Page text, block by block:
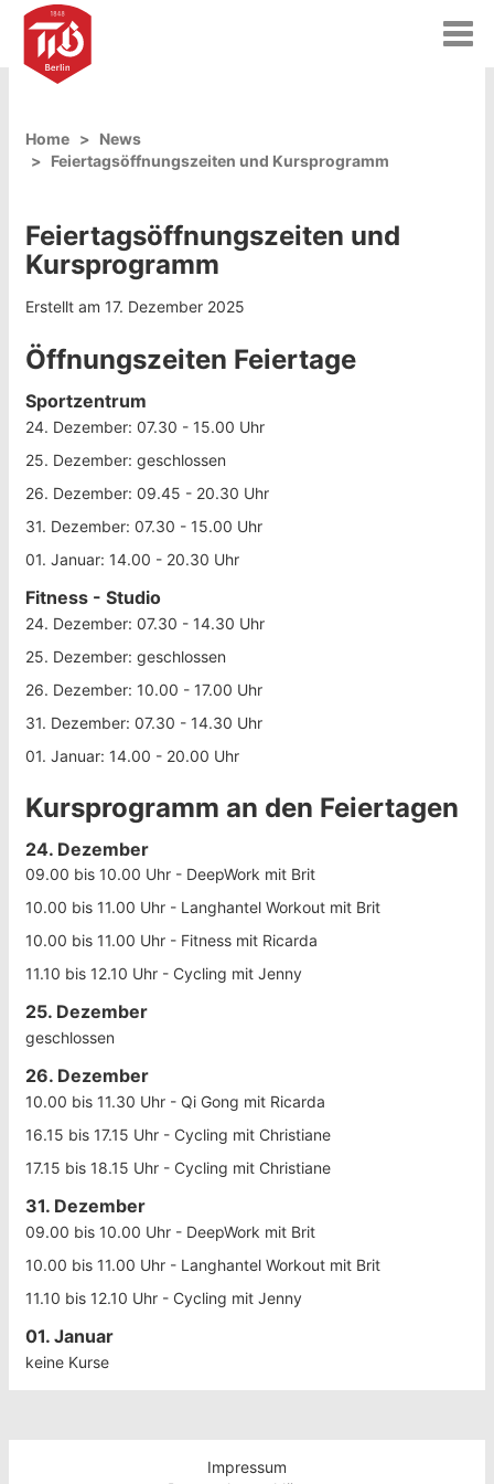
T
o
Home
News
Feiertagsöffnungszeiten und Kursprogramm
Feiertagsöffnungszeiten und
Kursprogramm
Erstellt am 17. Dezember 2025
Öffnungszeiten Feiertage
Sportzentrum
24. Dezember: 07.30 - 15.00 Uhr
25. Dezember: geschlossen
26. Dezember: 09.45 - 20.30 Uhr
31. Dezember: 07.30 - 15.00 Uhr
01. Januar: 14.00 - 20.30 Uhr
Fitness - Studio
24. Dezember: 07.30 - 14.30 Uhr
25. Dezember: geschlossen
26. Dezember: 10.00 - 17.00 Uhr
31. Dezember: 07.30 - 14.30 Uhr
01. Januar: 14.00 - 20.00 Uhr
Kursprogramm an den Feiertagen
24. Dezember
09.00 bis 10.00 Uhr - DeepWork mit Brit
10.00 bis 11.00 Uhr - Langhantel Workout mit Brit
10.00 bis 11.00 Uhr - Fitness mit Ricarda
11.10 bis 12.10 Uhr - Cycling mit Jenny
25. Dezember
geschlossen
26. Dezember
10.00 bis 11.30 Uhr - Qi Gong mit Ricarda
16.15 bis 17.15 Uhr - Cycling mit Christiane
17.15 bis 18.15 Uhr - Cycling mit Christiane
31. Dezember
09.00 bis 10.00 Uhr - DeepWork mit Brit
10.00 bis 11.00 Uhr - Langhantel Workout mit Brit
11.10 bis 12.10 Uhr - Cycling mit Jenny
01. Januar
keine Kurse
Impressum